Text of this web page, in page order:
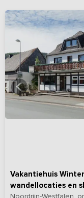
Vakantiehuis
wandellocaties en
Bekijkhier